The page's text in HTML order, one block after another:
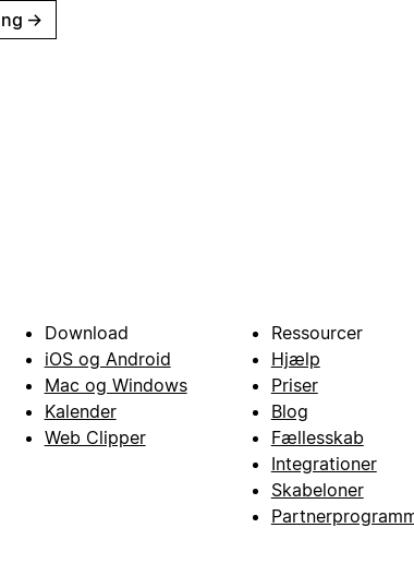
→
Download
iOS og Android
Mac og Windows
Kalender
Web Clipper
Ressourcer
Hjælp
Priser
Blog
Fællesskab
Integrationer
Skabeloner